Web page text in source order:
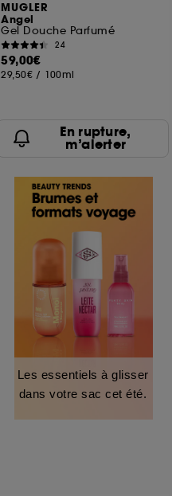
MUGLER
Angel
Gel Douche Parfumé
24
59,00€
29,50€ / 100ml
En rupture,
m’alerter
Les essentiels à glisser
dans votre sac cet été.